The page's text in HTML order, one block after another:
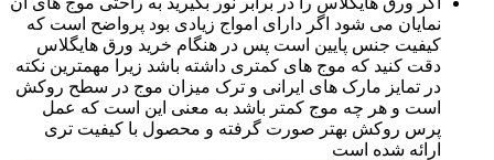
نمایان می شود اگر دارای امواج زیادی بود پرواضح است که
کیفیت جنس پایین است پس در هنگام خرید ورق هایگلاس
دقت کنید که موج های کمتری داشته باشد زیرا مهمترین نکته
در تمایز مارک های ایرانی و ترک میزان موج در سطح روکش
است و هر چه موج کمتر باشد به معنی این است که عمل
پرس روکش بهتر صورت گرفته و محصول با کیفیت تری
ارائه شده است